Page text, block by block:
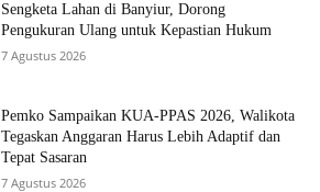
Sengketa Lahan di Banyiur, Dorong
Pengukuran Ulang untuk Kepastian Hukum
7 Agustus 2026
Pemko Sampaikan KUA-PPAS 2026, Walikota
Tegaskan Anggaran Harus Lebih Adaptif dan
Tepat Sasaran
7 Agustus 2026